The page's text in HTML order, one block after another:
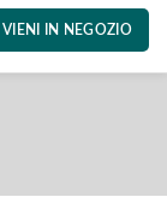
VIENI IN NEGOZIO